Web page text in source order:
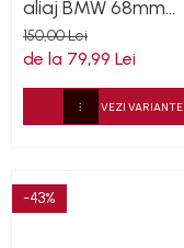
aliaj BMW 68mm
36136783536
150,00 Lei
de la 79,99 Lei
VEZI VARIANTE
-43%